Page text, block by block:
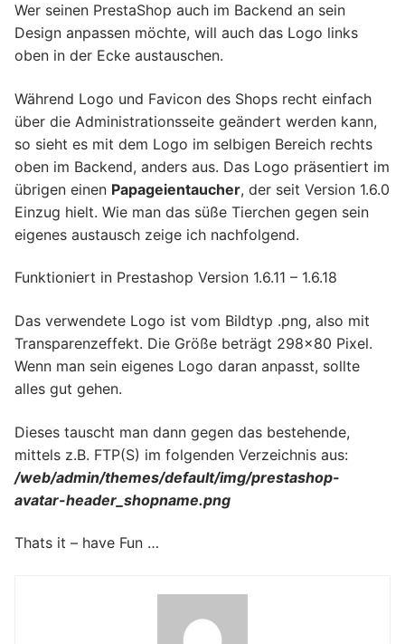
Wer seinen PrestaShop auch im Backend an sein
Design anpassen möchte, will auch das Logo links
oben in der Ecke austauschen.
Während Logo und Favicon des Shops recht einfach
über die Administrationsseite geändert werden kann,
so sieht es mit dem Logo im selbigen Bereich rechts
oben im Backend, anders aus. Das Logo präsentiert im
übrigen einen Papageientaucher, der seit Version 1.6.0
Einzug hielt. Wie man das süße Tierchen gegen sein
eigenes austausch zeige ich nachfolgend.
Funktioniert in Prestashop Version 1.6.11 – 1.6.18
Das verwendete Logo ist vom Bildtyp .png, also mit
Transparenzeffekt. Die Größe beträgt 298×80 Pixel.
Wenn man sein eigenes Logo daran anpasst, sollte
alles gut gehen.
Dieses tauscht man dann gegen das bestehende,
mittels z.B. FTP(S) im folgenden Verzeichnis aus:
/web/admin/themes/default/img/prestashop-
avatar-header_shopname.png
Thats it – have Fun …